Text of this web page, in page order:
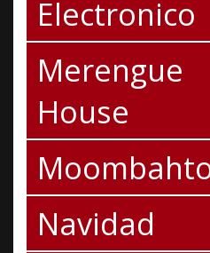
Electronico
Merengue
House
Navidad